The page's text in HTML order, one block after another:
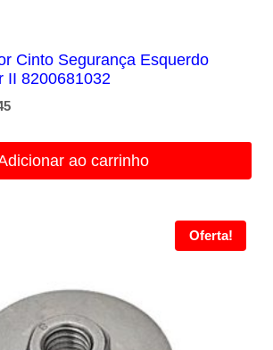
Cinto Segurança Esquerdo
II 8200681032
O
é:
ao carrinho
Oferta!